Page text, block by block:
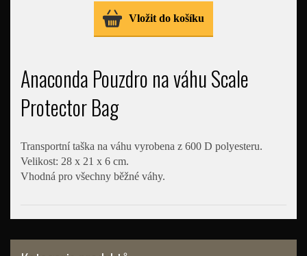
Vložit do košíku
Anaconda Pouzdro na váhu Scale
Protector Bag
Transportní taška na váhu vyrobena z 600 D polyesteru.
Velikost: 28 x 21 x 6 cm.
Vhodná pro všechny běžné váhy.